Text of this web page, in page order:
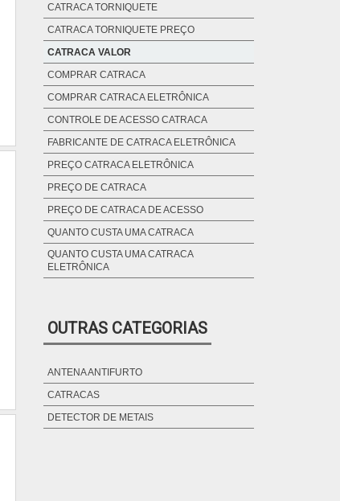
CATRACA TORNIQUETE
CATRACA TORNIQUETE PREÇO
CATRACA VALOR
COMPRAR CATRACA
COMPRAR CATRACA ELETRÔNICA
CONTROLE DE ACESSO CATRACA
FABRICANTE DE CATRACA ELETRÔNICA
PREÇO CATRACA ELETRÔNICA
PREÇO DE CATRACA
PREÇO DE CATRACA DE ACESSO
QUANTO CUSTA UMA CATRACA
QUANTO CUSTA UMA CATRACA
ELETRÔNICA
OUTRAS CATEGORIAS
ANTENA ANTIFURTO
CATRACAS
DETECTOR DE METAIS